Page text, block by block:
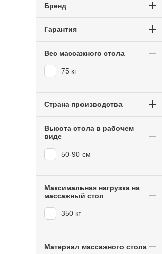
Бренд
Гарантия
Вес массажного стола
75 кг
Страна производства
Высота стола в рабочем
виде
50-90 см
Максимальная нагрузка на
массажный стол
350 кг
Материал массажного стола